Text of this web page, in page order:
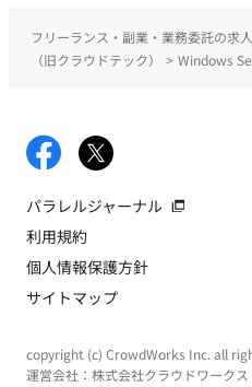
フリーランス・副業・業務委託の求
（旧クラウドテック）
> Windows
パラレルジャーナル
利用規約
個人情報保護方針
サイトマップ
copyright (c) CrowdWorks Inc. all
運営会社： 株式会社クラウドワークス